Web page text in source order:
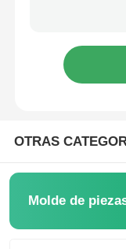
OTRAS
Molde de